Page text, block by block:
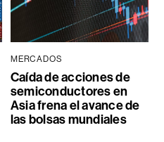
MERCADOS
Caída de acciones de
semiconductores en
Asia frena el avance de
las bolsas mundiales